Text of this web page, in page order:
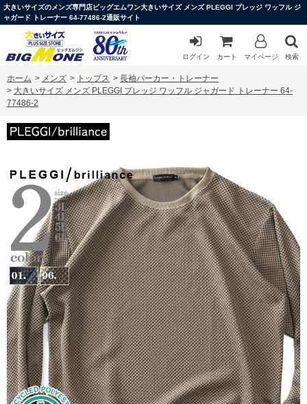
大きいサイズのメンズ専門店ビッグエムワン大きいサイズ メンズ PLEGGI プレッジ ワッフル ジ
ャガード トレーナー 64-77486-2通販サイト
ログイン カート マイページ 検索
ホーム > メンズ > トップス > 長袖パーカー・トレーナー
> 大きいサイズ メンズ PLEGGI プレッジ ワッフル ジャガード トレーナー 64-
77486-2